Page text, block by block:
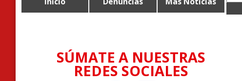
SÚMATE A NUESTRAS
REDES SOCIALES